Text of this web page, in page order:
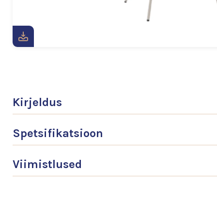
Kirjeldus
Spetsifikatsioon
Viimistlused